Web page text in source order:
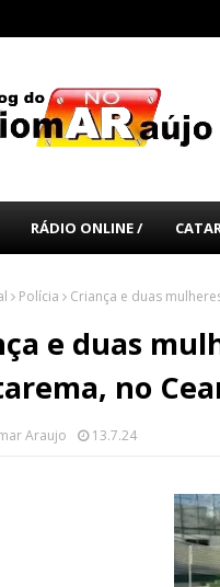
RÁDIO ONLINE /
Polícia Criança e duas
e duas
no
Araujo 13.7.24